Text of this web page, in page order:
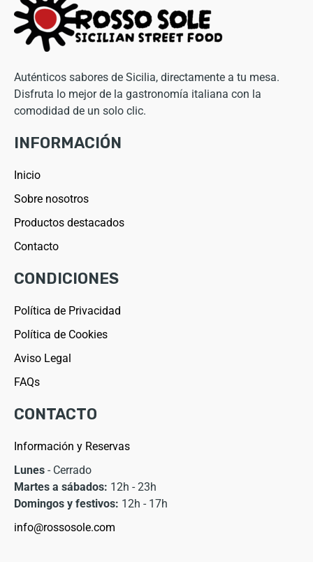
Auténticos sabores de Sicilia, directamente a tu mesa.
Disfruta lo mejor de la gastronomía italiana con la
comodidad de un solo clic.
INFORMACIÓN
Inicio
Sobre nosotros
Productos destacados
Contacto
CONDICIONES
Política de Privacidad
Política de Cookies
Aviso Legal
FAQs
CONTACTO
Información y Reservas
Lunes - Cerrado
Martes a sábados: 12h - 23h
Domingos y festivos: 12h - 17h
info@rossosole.com